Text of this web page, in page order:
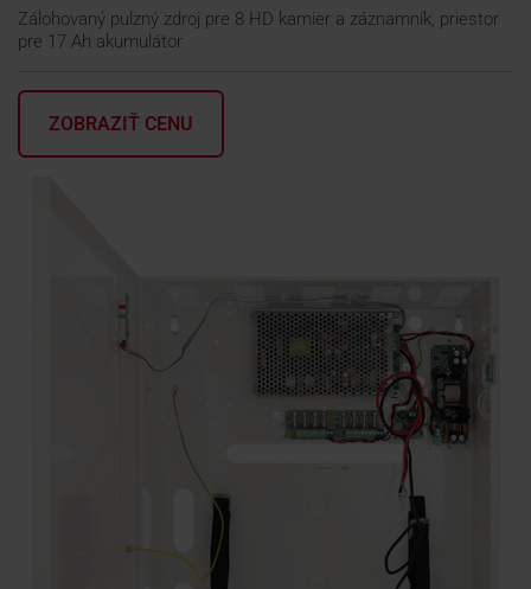
ŠKOLENIE
PODPORA
Zálohovaný pulzný zdroj pre 8 HD kamier a záznamník, priestor
pre 17 Ah akumulátor
ZOBRAZIŤ CENU